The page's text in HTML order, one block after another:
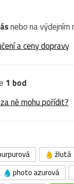
nebo na výdejním
a ceny dopravy
1 bod
ně mohu pořídit?
žlutá
photo azurová